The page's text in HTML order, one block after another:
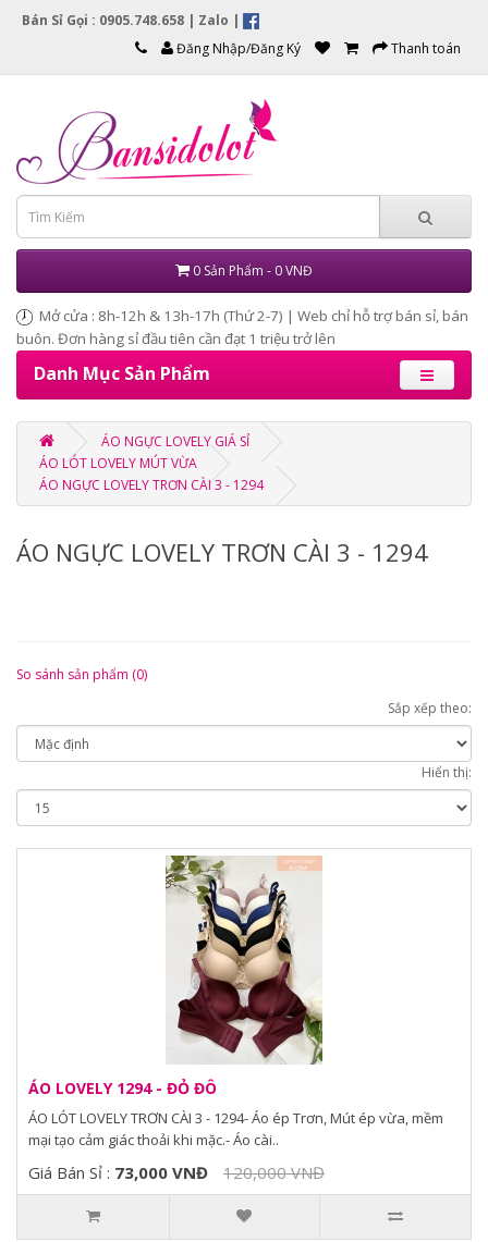
Bán Sỉ Gọi : 0905.748.658 | Zalo |
Đăng Nhập/Đăng Ký
Thanh toán
0 Sản Phẩm - 0 VNĐ
Mở cửa : 8h-12h & 13h-17h (Thứ 2-7) | Web chỉ hỗ trợ bán sỉ, bán
buôn. Đơn hàng sỉ đầu tiên cần đạt 1 triệu trở lên
Danh Mục Sản Phẩm
ÁO NGỰC LOVELY GIÁ SỈ
ÁO LÓT LOVELY MÚT VỪA
ÁO NGỰC LOVELY TRƠN CÀI 3 - 1294
ÁO NGỰC LOVELY TRƠN CÀI 3 - 1294
So sánh sản phẩm (0)
Sắp xếp theo:
Hiển thị:
ÁO LOVELY 1294 - ĐỎ ĐÔ
ÁO LÓT LOVELY TRƠN CÀI 3 - 1294- Áo ép Trơn, Mút ép vừa, mềm
mại tạo cảm giác thoải khi mặc.- Áo cài..
Giá Bán Sỉ : 73,000 VNĐ 120,000 VNĐ